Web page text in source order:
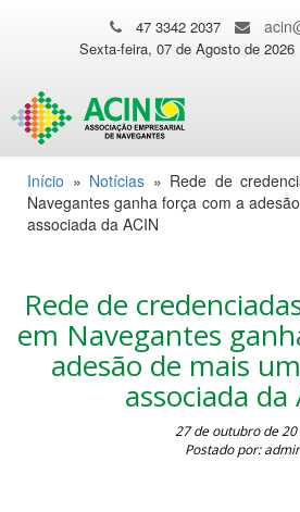
47 3342 2037
Sexta-feira, 07 de Agosto de 2026
Início » Notícias » Rede de
Navegantes ganha força com a
associada da ACIN
Rede de
em Navegantes
adesão de mais
associada da
27 de outubro de
Postado por: